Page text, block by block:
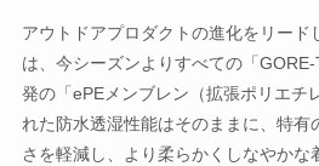
アウトドアプロダクトの進化をリード
は、今シーズンよりすべての「
発の「ePEメンブレン（拡張ポリエチ
れた防水透湿性能はそのままに、特有
さを軽減し、より柔らかくしなやかな